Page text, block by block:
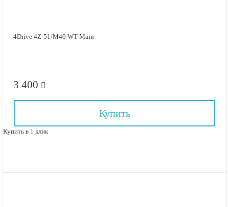
4Drive 4Z-51/M40 WT Main
3 400
Купить
Купить в 1 клик